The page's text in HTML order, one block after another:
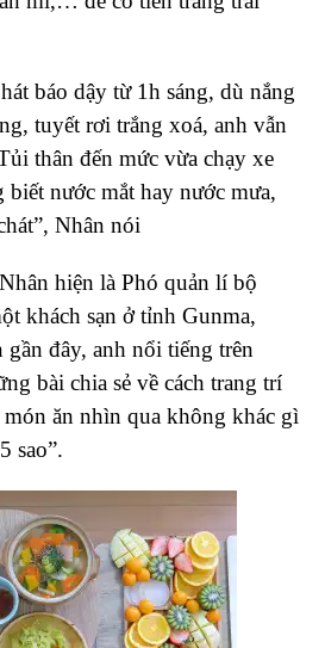
báo dậy từ 1h sáng, dù nắng
tuyết rơi trắng xoá, anh vẫn
thân đến mức vừa chạy xe
nước mắt hay nước mưa,
Nhân nói
hiện là Phó quản lí bộ
khách sạn ở tỉnh Gunma,
đây, anh nổi tiếng trên
bài chia sẻ về cách trang trí
ăn nhìn qua không khác gì
sao”.